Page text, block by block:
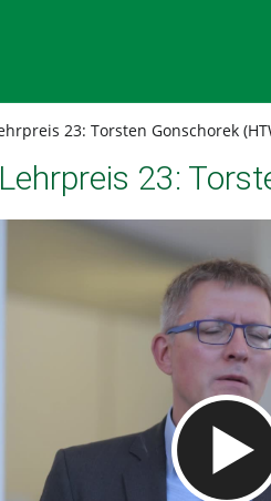
23: Torsten Gonschorek
23: